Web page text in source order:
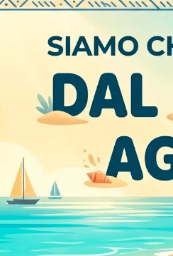
PILASTRI A
faranno da guida alla scoperta
forniamo la